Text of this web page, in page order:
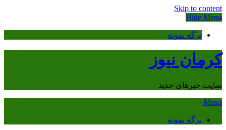
Skip to content
Hide Menu
برگه نمونه
کرمان نیوز
سایت خبرهای جدید
Menu
برگه نمونه